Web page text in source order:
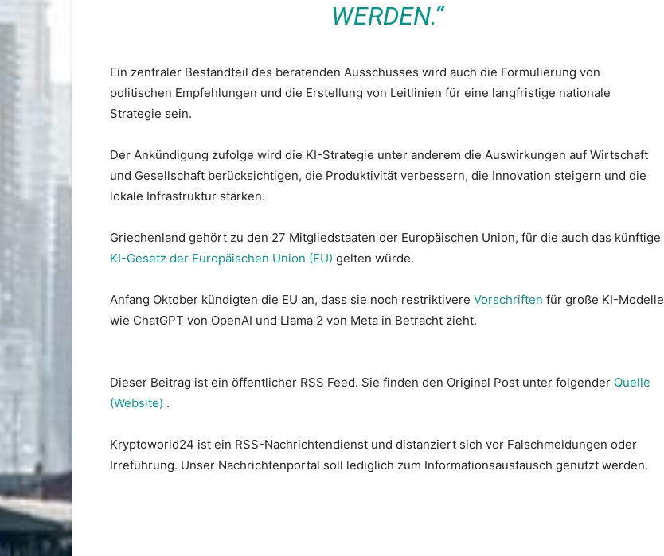
WERDEN.“
Ein zentraler Bestandteil des beratenden Ausschusses wird auch die Formulierung von
politischen Empfehlungen und die Erstellung von Leitlinien für eine langfristige nationale
Strategie sein.
Der Ankündigung zufolge wird die KI-Strategie unter anderem die Auswirkungen auf Wirtschaft
und Gesellschaft berücksichtigen, die Produktivität verbessern, die Innovation steigern und die
lokale Infrastruktur stärken.
Griechenland gehört zu den 27 Mitgliedstaaten der Europäischen Union, für die auch das künftige
KI-Gesetz der Europäischen Union (EU) gelten würde.
Anfang Oktober kündigten die EU an, dass sie noch restriktivere Vorschriften für große KI-Modelle
wie ChatGPT von OpenAI und Llama 2 von Meta in Betracht zieht.
Dieser Beitrag ist ein öffentlicher RSS Feed. Sie finden den Original Post unter folgender Quelle
(Website) .
Kryptoworld24 ist ein RSS-Nachrichtendienst und distanziert sich vor Falschmeldungen oder
Irreführung. Unser Nachrichtenportal soll lediglich zum Informationsaustausch genutzt werden.